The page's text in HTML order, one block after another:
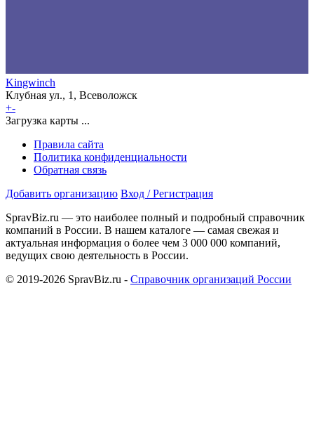
Kingwinch
Клубная ул., 1, Всеволожск
+-
Загрузка карты ...
Правила сайта
Политика конфиденциальности
Обратная связь
Добавить организацию Вход / Регистрация
SpravBiz.ru — это наиболее полный и подробный справочник
компаний в России. В нашем каталоге — самая свежая и
актуальная информация о более чем 3 000 000 компаний,
ведущих свою деятельность в России.
© 2019-2026 SpravBiz.ru - Справочник организаций России